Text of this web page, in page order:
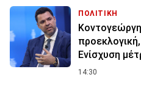
ΠΟΛΙΤΙΚΗ
Ενίσχυση
14:30